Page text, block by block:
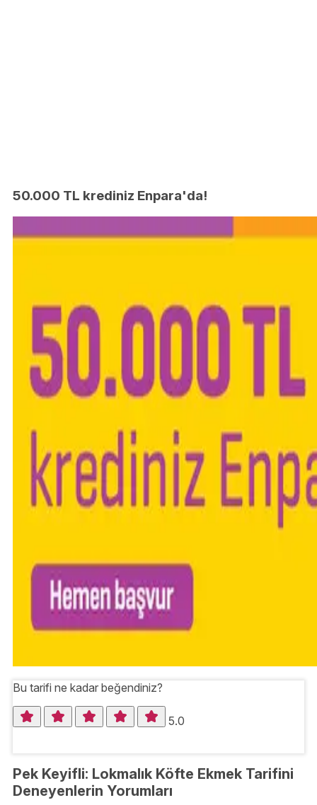
50.000 TL krediniz Enpara'da!
Bu tarifi ne kadar beğendiniz?
5.0
Pek Keyifli: Lokmalık Köfte Ekmek Tarifini
Deneyenlerin Yorumları